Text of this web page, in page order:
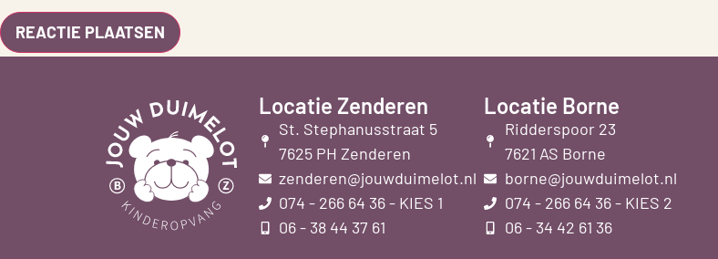
Locatie Zenderen
St. Stephanusstraat 5
7625 PH Zenderen
zenderen@jouwduimelot.nl
074 - 266 64 36 - KIES 1
06 - 38 44 37 61
Locatie Borne
Ridderspoor 23
7621 AS Borne
borne@jouwduimelot.nl
074 - 266 64 36 - KIES 2
06 - 34 42 61 36